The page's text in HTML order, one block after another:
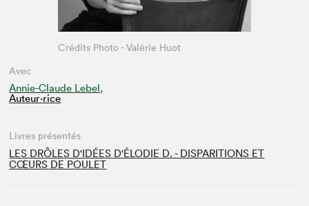
Avec
Annie-Claude Lebel,
Auteur·rice
Crédits Photo - Valérie Huot
Livres présentés
LES DRÔLES D'IDÉES D'ÉLODIE D. - DISPARITIONS ET
CŒURS DE POULET